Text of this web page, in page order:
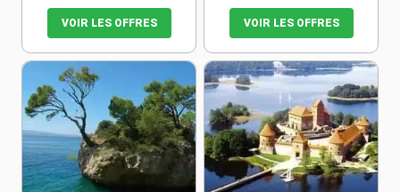
VOIR LES OFFRES VOIR LES OFFRES